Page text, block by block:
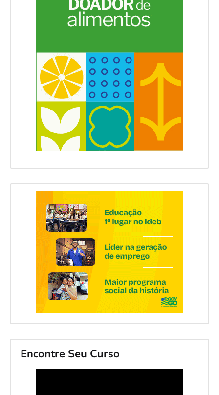
Encontre Seu Curso